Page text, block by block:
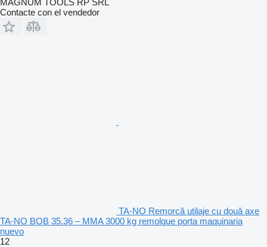
MAGNUM TOOLS RP SRL
Contacte con el vendedor
TA-NO Remorcă utilaje cu două axe
TA-NO BOB 35.36 – MMA 3000 kg remolque porta maquinaria
nuevo
12